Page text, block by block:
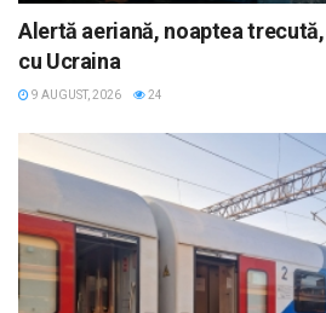
Alertă aeriană, noaptea
cu Ucraina
9 AUGUST, 2026 24